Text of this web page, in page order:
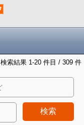
検索結果 1-20 件目 / 309 件
検索